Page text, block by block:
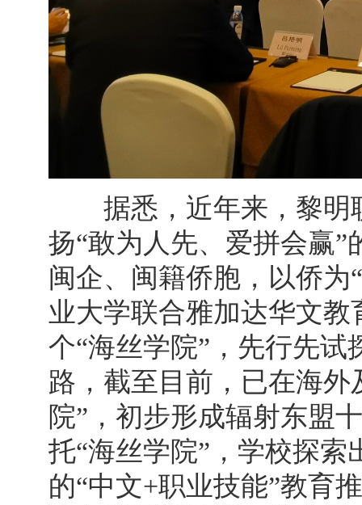
据悉，近年来，黎明
扬“敢为人先、爱拼会赢
闽企、闽籍侨胞，以侨为
业大学联合雅加达华文
个“海丝学院”，先行先试
路，截至目前，已在海
院”，初步形成辐射东盟
托“海丝学院”，学校探索
的“中文+职业技能”教育